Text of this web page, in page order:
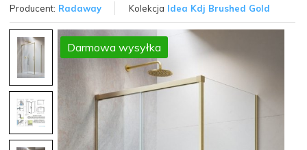
Producent: Radaway Kolekcja Idea Kdj Brushed Gold
Darmowa wysyłka